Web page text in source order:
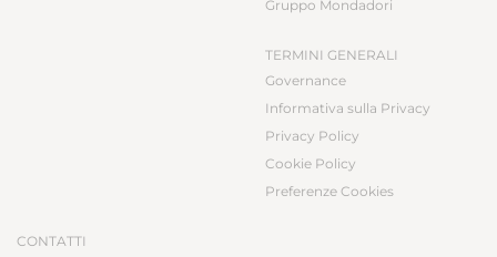
Gruppo Mondadori
TERMINI GENERALI
Governance
Informativa sulla Privacy
Privacy Policy
Cookie Policy
Preferenze Cookies
CONTATTI